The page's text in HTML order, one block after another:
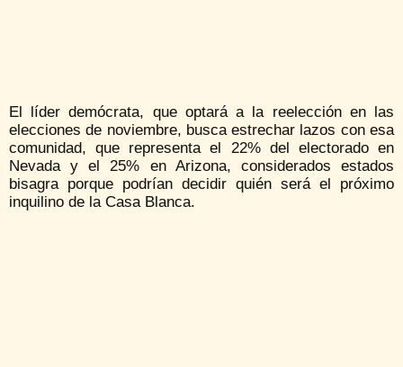
El líder demócrata, que optará a la reelección en las
elecciones de noviembre, busca estrechar lazos con esa
comunidad, que representa el 22% del electorado en
Nevada y el 25% en Arizona, considerados estados
bisagra porque podrían decidir quién será el próximo
inquilino de la Casa Blanca.